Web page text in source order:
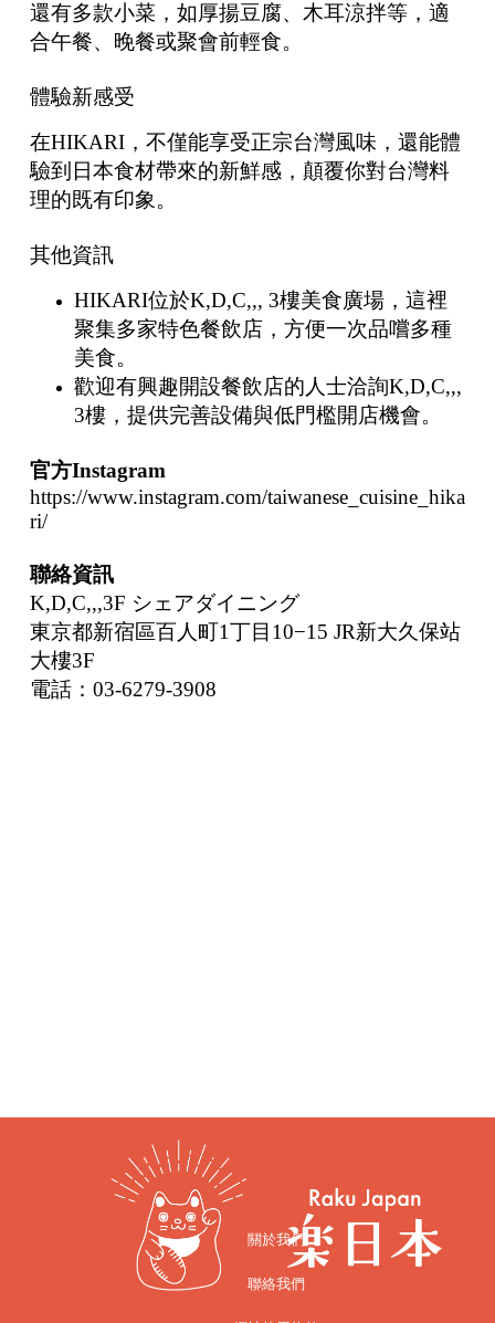
還有多款小菜，如厚揚豆腐、木耳涼拌等，適
合午餐、晚餐或聚會前輕食。
體驗新感受
在HIKARI，不僅能享受正宗台灣風味，還能體
驗到日本食材帶來的新鮮感，顛覆你對台灣料
理的既有印象。
其他資訊
HIKARI位於K,D,C,,, 3樓美食廣場，這裡
聚集多家特色餐飲店，方便一次品嚐多種
美食。
歡迎有興趣開設餐飲店的人士洽詢K,D,C,,,
3樓，提供完善設備與低門檻開店機會。
官方Instagram
https://www.instagram.com/taiwanese_cuisine_hika
ri/
聯絡資訊
K,D,C,,,3F シェアダイニング
東京都新宿區百人町1丁目10−15 JR新大久保站
大樓3F
電話：03-6279-3908
關於我們
聯絡我們